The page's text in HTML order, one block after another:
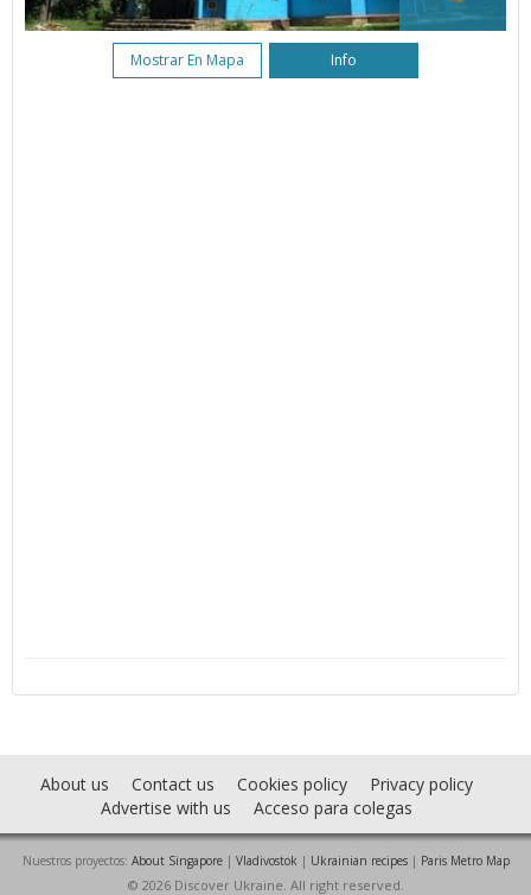
Mostrar En Mapa Info
About us Contact us Cookies policy
Privacy policy
Advertise with us
Acceso para colegas
Nuestros proyectos: About Singapore| Vladivostok | Ukrainian recipes| Paris Metro Map
© 2026 Discover Ukraine. All right reserved.